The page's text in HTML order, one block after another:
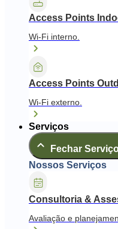
Access Points
Wi-Fi interno.
Access Points
Wi-Fi externo.
Serviços
Fechar
Nossos Serviços
Consultoria &
Avaliação e